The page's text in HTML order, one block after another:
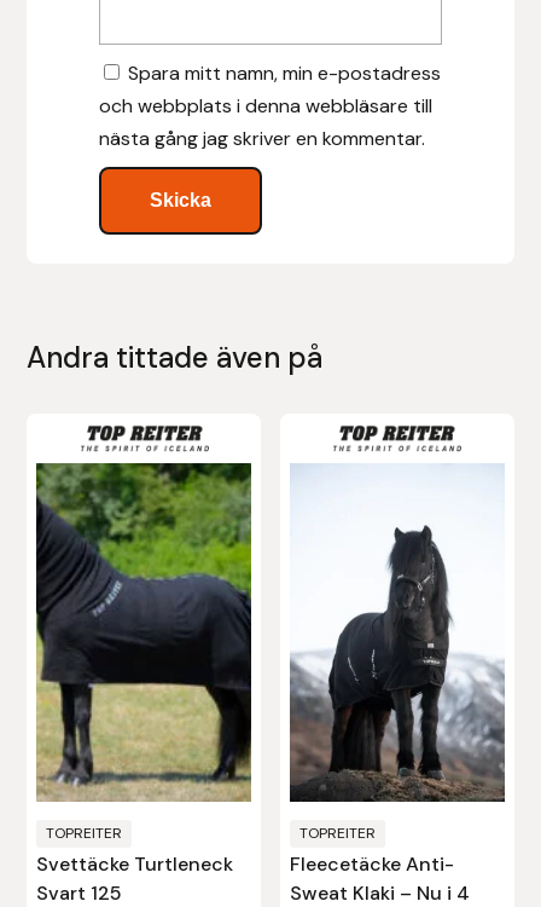
Spara mitt namn, min e-postadress
och webbplats i denna webbläsare till
nästa gång jag skriver en kommentar.
Andra tittade även på
TOPREITER
Svettäcke Turtleneck
Svart 125
TOPREITER
Fleecetäcke Anti-
Sweat Klaki – Nu i 4
här
olika
alternativen
kan
väljas
på
produktsidan
Natur & Kultur bokförlag
Prestige
Professional’s Choice
Protector
Redback
Roeckl
Safehorse of Sweden
Sigga Ævars